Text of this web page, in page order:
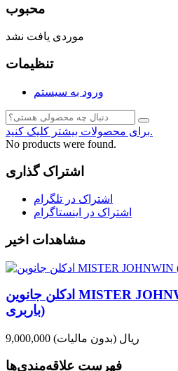
محبوب
موردی یافت نشد
تنظیمات
ورود به سیستم
برای محصولات بیشتر کلیک کنید.
No products were found.
اشتراک گذاری
اشتراک در تلگرام
اشتراک در اینستاگرام
مشاهدات اخیر
ادکلن جانوین MISTER JOHNWIN (رایحه مستر
باربری)
9,000,000 ریال (بدون مالیات)
فهرست علاقه‌مندی‌ها